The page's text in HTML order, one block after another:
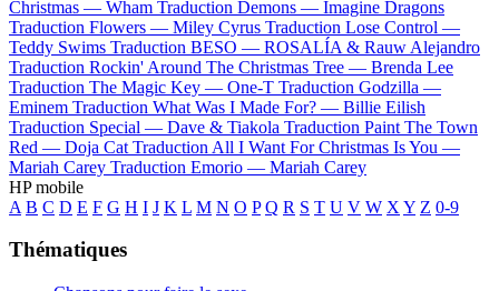
Christmas — Wham Traduction Demons — Imagine Dragons
Traduction Flowers — Miley Cyrus Traduction Lose Control —
Teddy Swims Traduction BESO — ROSALÍA & Rauw Alejandro
Traduction Rockin' Around The Christmas Tree — Brenda Lee
Traduction The Magic Key — One-T Traduction Godzilla —
Eminem Traduction What Was I Made For? — Billie Eilish
Traduction Special — Dave & Tiakola Traduction Paint The Town
Red — Doja Cat Traduction All I Want For Christmas Is You —
Mariah Carey Traduction Emorio — Mariah Carey
HP mobile
A B C D E F G H I J K L M N O P Q R S T U V W X Y Z 0-9
Thématiques